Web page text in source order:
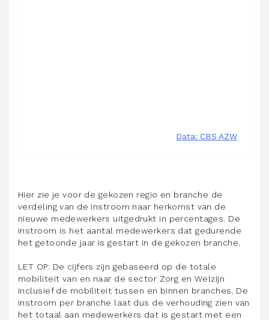
Hier zie je voor de gekozen regio en branche de
verdeling van de instroom naar herkomst van de
nieuwe medewerkers uitgedrukt in percentages. De
instroom is het aantal medewerkers dat gedurende
het getoonde jaar is gestart in de gekozen branche.
LET OP: De cijfers zijn gebaseerd op de totale
mobiliteit van en naar de sector Zorg en Welzijn
inclusief de mobiliteit tussen en binnen branches. De
instroom per branche laat dus de verhouding zien van
het totaal aan medewerkers dat is gestart met een